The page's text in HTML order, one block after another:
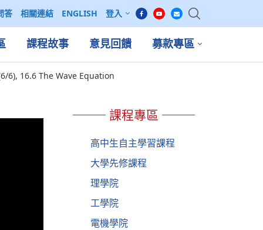
答 相關連結 ENGLISH 登入
課程故事 意見回饋 募款專區
6), 16.6 The Wave Equation
課程專區
高中生自主學習課程
大學先修課程
理學院
工學院
電機學院